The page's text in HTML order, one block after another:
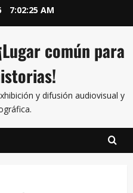
7:02:26 AM
común para
y difusión audiovisual y